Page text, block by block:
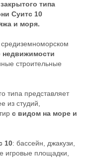
типа
Суитс 10
и моря.
недвижимости
строительные
типа представляет
из студий,
с видом на море и
10: бассейн, джакузи,
игровые площадки,